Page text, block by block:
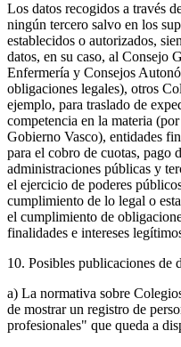
Los datos recogidos a través
ningún tercero salvo en los
establecidos o autorizados,
datos, en su caso, al Consejo
Enfermería y Consejos
obligaciones legales), otros
ejemplo, para traslado de
competencia en la materia
Gobierno Vasco), entidades
para el cobro de cuotas, pago
administraciones públicas y
el ejercicio de poderes
cumplimiento de lo legal o
el cumplimiento de
finalidades e intereses
10. Posibles publicaciones de
a) La normativa sobre
de mostrar un registro de
profesionales" que queda a